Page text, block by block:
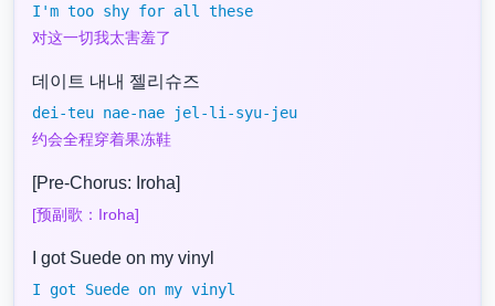
I'm too shy for all these
对这一切我太害羞了
데이트 내내 젤리슈즈
dei-teu nae-nae jel-li-syu-jeu
约会全程穿着果冻鞋
[Pre-Chorus: Iroha]
[预副歌：Iroha]
I got Suede on my vinyl
I got Suede on my vinyl